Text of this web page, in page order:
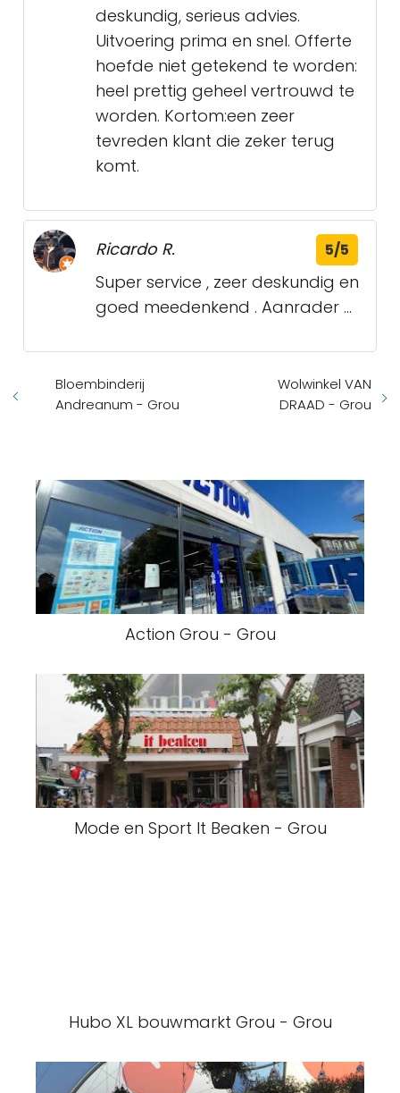
deskundig, serieus advies.
Uitvoering prima en snel. Offerte
hoefde niet getekend te worden:
heel prettig geheel vertrouwd te
worden. Kortom:een zeer
tevreden klant die zeker terug
komt.
Ricardo R. 5/5
Super service , zeer deskundig en
goed meedenkend . Aanrader ...
Bloembinderij
Andreanum - Grou
Wolwinkel VAN
DRAAD - Grou
Action Grou - Grou
Mode en Sport It Beaken - Grou
Hubo XL bouwmarkt Grou - Grou